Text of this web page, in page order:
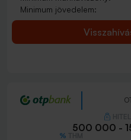
Minimum jövedelem:
500 000 -